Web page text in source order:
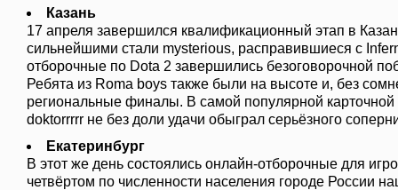
Казань
17 апреля завершился квалификационный этап в
сильнейшими стали mysterious, расправившиеся с
отборочные по Dota 2 завершились безоговорочной
Ребята из Roma boys также были на высоте и, без
региональные финалы. В самой популярной карточной
doktorrrrr не без доли удачи обыграл серьёзного
Екатеринбург
В этот же день состоялись онлайн-отборочные для
четвёртом по численности населения городе России